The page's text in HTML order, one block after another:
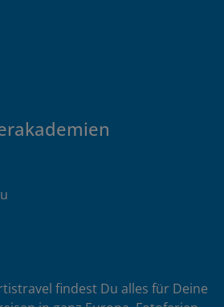
findest Du alles für Deine